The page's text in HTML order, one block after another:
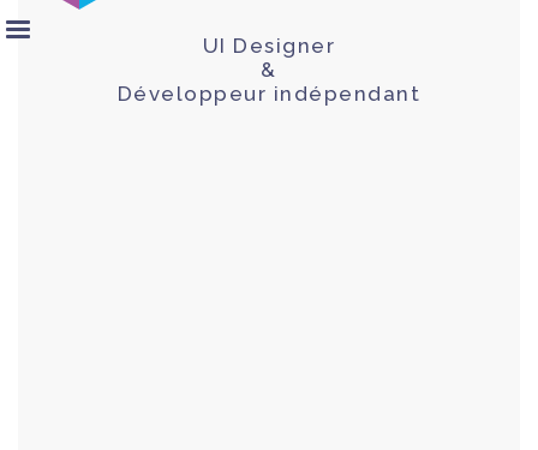
UI Designer
&
Développeur indépendant